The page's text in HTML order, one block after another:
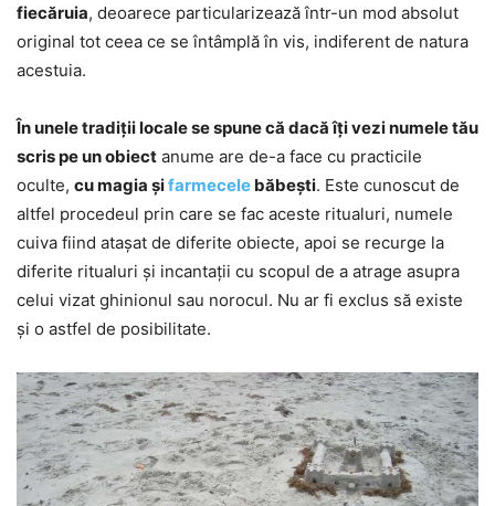
fiecăruia, deoarece particularizează într-un mod absolut
original tot ceea ce se întâmplă în vis, indiferent de natura
acestuia.
În unele tradiții locale se spune că dacă îți vezi numele tău
scris pe un obiect anume are de-a face cu practicile
oculte, cu magia șifarmecele băbești. Este cunoscut de
altfel procedeul prin care se fac aceste ritualuri, numele
cuiva fiind atașat de diferite obiecte, apoi se recurge la
diferite ritualuri și incantații cu scopul de a atrage asupra
celui vizat ghinionul sau norocul. Nu ar fi exclus să existe
și o astfel de posibilitate.